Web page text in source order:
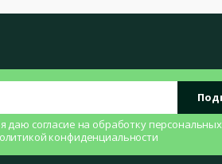
даю согласие на обработку
конфиденциальности